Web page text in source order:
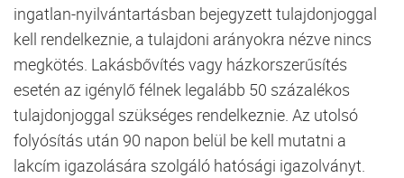
ingatlan-nyilvántartásban bejegyzett tulajdonjoggal
kell rendelkeznie, a tulajdoni arányokra nézve nincs
megkötés. Lakásbővítés vagy házkorszerűsítés
esetén az igénylő félnek legalább 50 százalékos
tulajdonjoggal szükséges rendelkeznie. Az utolsó
folyósítás után 90 napon belül be kell mutatni a
lakcím igazolására szolgáló hatósági igazolványt.